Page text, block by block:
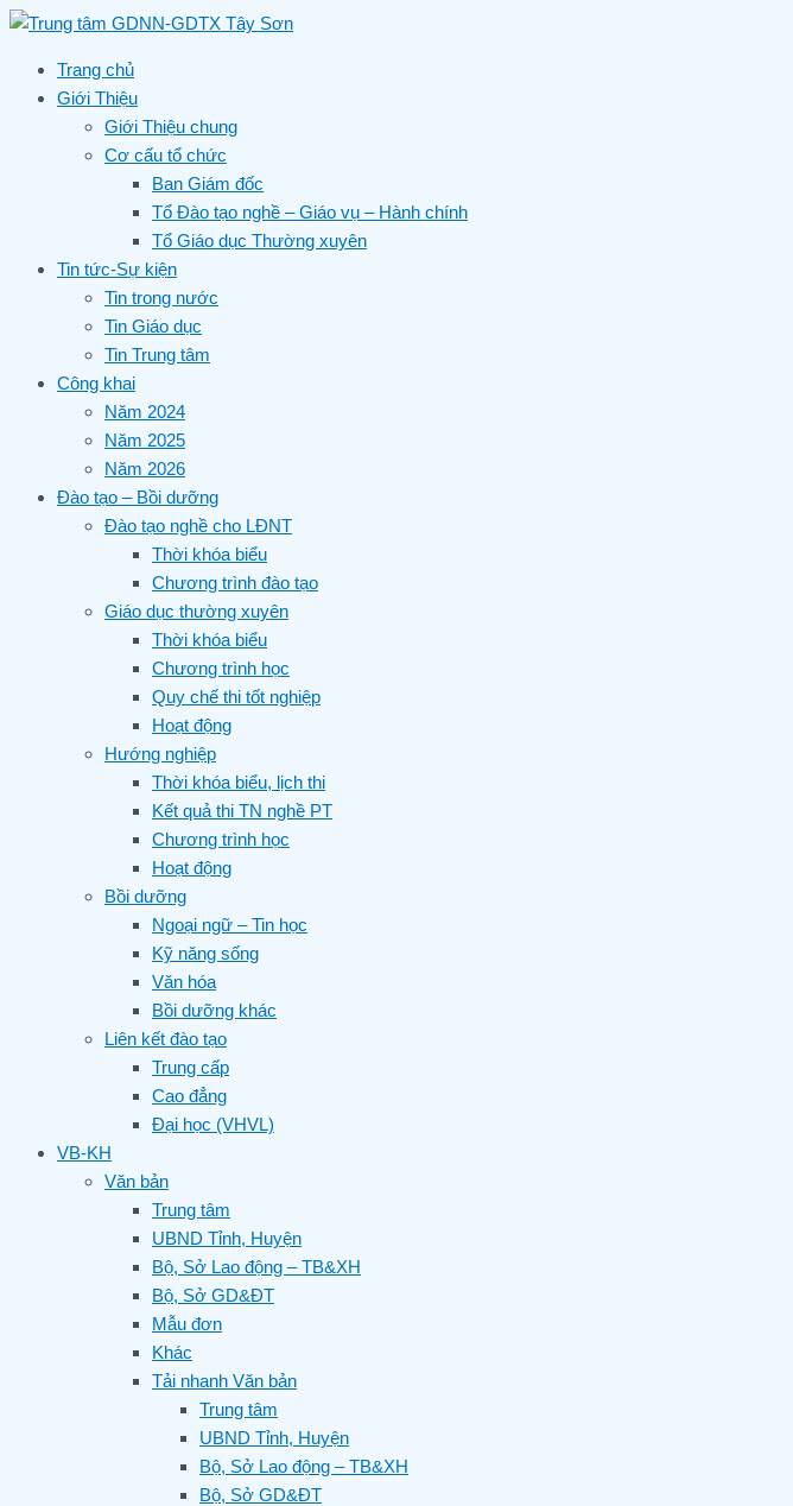
Skip
contentTrang chủ
Giới Thiệu
Giới Thiệu chung
Cơ cấu tổ chức
Ban Giám đốc
Tổ Đào tạo nghề – Giáo vụ – Hành chính
Tổ Giáo dục Thường xuyên
Tin tức-Sự kiện
Tin trong nước
Tin Giáo dục
Tin Trung tâm
Công khai
Năm 2024
Năm 2025
Năm 2026
Đào tạo – Bồi dưỡng
Đào tạo nghề cho LĐNT
Thời khóa biểu
Chương trình đào tạo
Giáo dục thường xuyên
Thời khóa biểu
Chương trình học
Quy chế thi tốt nghiệp
Hoạt động
Hướng nghiệp
Thời khóa biểu, lịch thi
Kết quả thi TN nghề PT
Chương trình học
Hoạt động
Bồi dưỡng
Ngoại ngữ – Tin học
Kỹ năng sống
Văn hóa
Bồi dưỡng khác
Liên kết đào tạo
Trung cấp
Cao đẳng
Đại học (VHVL)
VB-KH
Văn bản
Trung tâm
UBND Tỉnh, Huyện
Bộ, Sở Lao động – TB&XH
Bộ, Sở GD&ĐT
Mẫu đơn
Khác
Tải nhanh Văn bản
Trung tâm
UBND Tỉnh, Huyện
Bộ, Sở Lao động – TB&XH
Bộ, Sở GD&ĐT